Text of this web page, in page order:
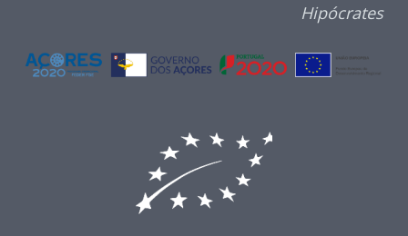
Hipócrates